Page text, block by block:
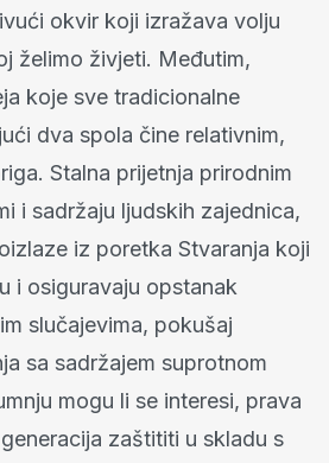
okvir koji izražava volju
želimo živjeti. Međutim,
koje sve tradicionalne
dva spola čine relativnim,
Stalna prijetnja prirodnim
i sadržaju ljudskih zajednica,
iz poretka Stvaranja koji
i osiguravaju opstanak
slučajevima, pokušaj
sa sadržajem suprotnom
mogu li se interesi, prava
zaštititi u skladu s